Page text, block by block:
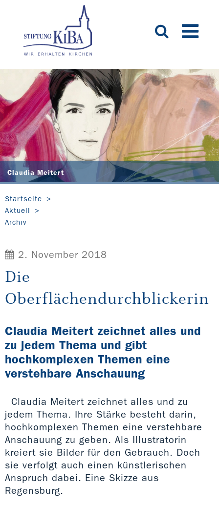
Claudia Meitert
Startseite
Aktuell
Archiv
2. November 2018
Die
Oberflächendurchblickerin
Claudia Meitert zeichnet alles und
zu jedem Thema und gibt
hochkomplexen Themen eine
verstehbare Anschauung
Claudia Meitert zeichnet alles und zu
jedem Thema. Ihre Stärke besteht darin,
hochkomplexen Themen eine verstehbare
Anschauung zu geben. Als Illustratorin
kreiert sie Bilder für den Gebrauch. Doch
sie verfolgt auch einen künstlerischen
Anspruch dabei. Eine Skizze aus
Regensburg.